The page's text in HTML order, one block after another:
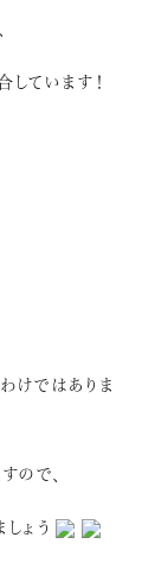
ています！
けではありま
ので、
ょう